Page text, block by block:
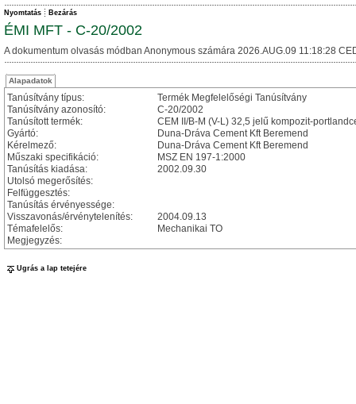
Nyomtatás Bezárás
ÉMI MFT - C-20/2002
A dokumentum olvasás módban Anonymous számára 2026.AUG.09 11:18:28
Alapadatok
Tanúsítvány típus:
Termék Megfelelőségi Tanúsítvány
Tanúsítvány azonosító:
C-20/2002
Tanúsított termék:
CEM II/B-M (V-L) 32,5 jelű kompozit-
Gyártó:
Duna-Dráva Cement Kft Beremend
Kérelmező:
Duna-Dráva Cement Kft Beremend
Műszaki specifikáció:
MSZ EN 197-1:2000
Tanúsítás kiadása:
2002.09.30
Utolsó megerősítés:
Felfüggesztés:
Tanúsítás érvényessége:
Visszavonás/érvénytelenítés:
2004.09.13
Témafelelős:
Mechanikai TO
Megjegyzés:
Ugrás a lap tetejére